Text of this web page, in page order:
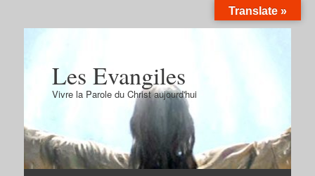
Les Evangiles
Vivre la Parole du Christ aujourd'hui
Translate »